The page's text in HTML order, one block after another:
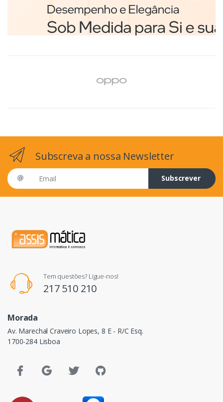
Subscreva a nossa Newsletter
Email address
Subscrever
Tem questões? Ligue-nos!
217 510 210
Morada
Av. Marechal Craveiro Lopes, 8 E - R/C Esq.
1700-284 Lisboa